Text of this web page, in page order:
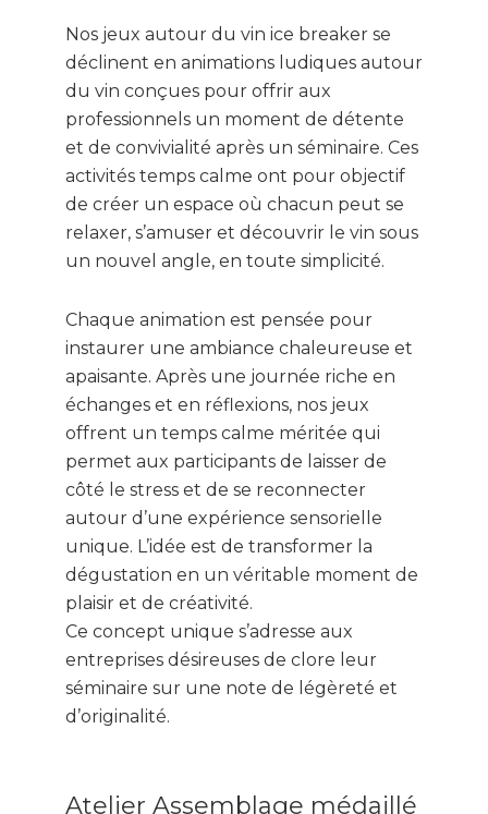
Nos jeux autour du vin ice breaker se
déclinent en animations ludiques autour
du vin conçues pour offrir aux
professionnels un moment de détente
et de convivialité après un séminaire. Ces
activités temps calme ont pour objectif
de créer un espace où chacun peut se
relaxer, s’amuser et découvrir le vin sous
un nouvel angle, en toute simplicité.
Chaque animation est pensée pour
instaurer une ambiance chaleureuse et
apaisante. Après une journée riche en
échanges et en réflexions, nos jeux
offrent un temps calme méritée qui
permet aux participants de laisser de
côté le stress et de se reconnecter
autour d’une expérience sensorielle
unique. L’idée est de transformer la
dégustation en un véritable moment de
plaisir et de créativité.
Ce concept unique s’adresse aux
entreprises désireuses de clore leur
séminaire sur une note de légèreté et
d’originalité.
Atelier Assemblage médaillé